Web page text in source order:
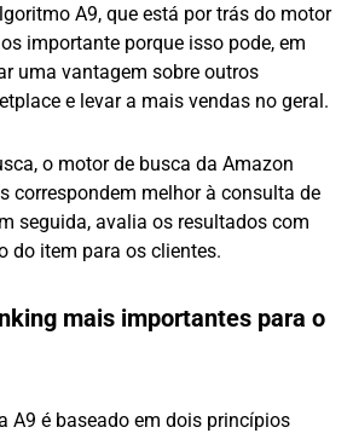
A9, que está por trás do motor
importante porque isso pode, em
uma vantagem sobre outros
e levar a mais vendas no geral.
o motor de busca da Amazon
correspondem melhor à consulta de
seguida, avalia os resultados com
do item para os clientes.
mais importantes para o
A9 é baseado em dois princípios